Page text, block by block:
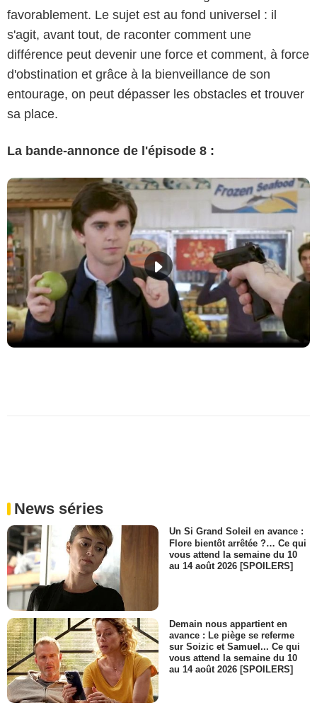
favorablement. Le sujet est au fond universel : il
s'agit, avant tout, de raconter comment une
différence peut devenir une force et comment, à force
d'obstination et grâce à la bienveillance de son
entourage, on peut dépasser les obstacles et trouver
sa place.
La bande-annonce de l'épisode 8 :
News séries
Un Si Grand Soleil en avance :
Flore bientôt arrêtée ?… Ce qui
vous attend la semaine du 10
au 14 août 2026 [SPOILERS]
Demain nous appartient en
avance : Le piège se referme
sur Soizic et Samuel... Ce qui
vous attend la semaine du 10
au 14 août 2026 [SPOILERS]